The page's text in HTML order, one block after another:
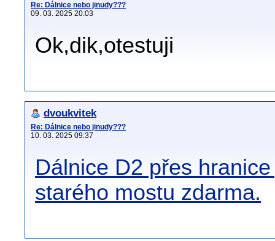
Re: Dálnice nebo jinudy???
09. 03. 2025 20:03
Ok,dik,otestuji
dvoukvitek
Re: Dálnice nebo jinudy???
10. 03. 2025 09:37
Dálnice D2 přes
starého mostu zdarma.